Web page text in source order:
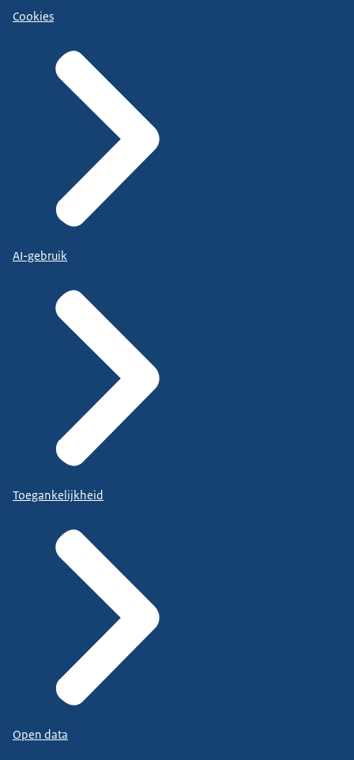
Cookies
AI-gebruik
Toegankelijkheid
Open data